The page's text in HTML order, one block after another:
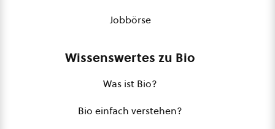
Jobbörse
Wissenswertes zu Bio
Was ist Bio?
Bio einfach verstehen?